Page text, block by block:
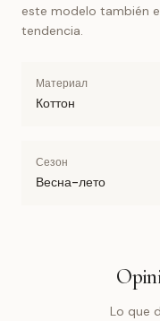
este modelo también
tendencia.
Материал
Коттон
Сезон
Весна-лето
Lo que